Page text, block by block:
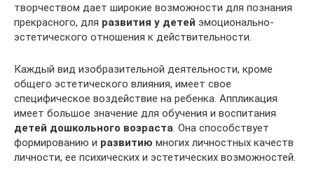
творчеством дает широкие возможности для познания
прекрасного, для развития у детей эмоционально-
эстетического отношения к действительности.
Каждый вид изобразительной деятельности, кроме
общего эстетического влияния, имеет свое
специфическое воздействие на ребенка. Аппликация
имеет большое значение для обучения и воспитания
детей дошкольного возраста. Она способствует
формированию и развитию многих личностных качеств
личности, ее психических и эстетических возможностей.